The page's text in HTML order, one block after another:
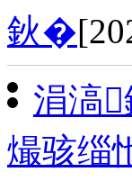
鈥�
涓滈
熶骇缁